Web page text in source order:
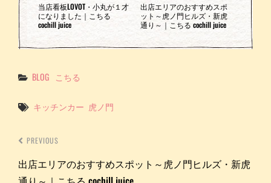
当店看板LOVOT・小丸が１才
になりました｜こちる
cochill juice
出店エリアのおすすめスポ
ット～虎ノ門ヒルズ・新虎
通り～｜こちる cochill juice
Categories
BLOG こちる
Tags
キッチンカー 虎ノ門
PREVIOUS
出店エリアのおすすめスポット～虎ノ門ヒルズ・新虎